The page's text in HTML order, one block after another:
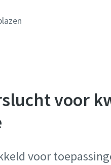
voor
voor